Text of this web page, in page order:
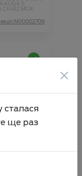
KUGA 3;
CX482 MCA;
1л
×
сталася
ще раз